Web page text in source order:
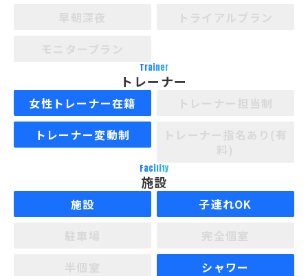
Trainer
トレーナー
女性トレーナー在籍
トレーナー変動制
Facility
施設
施設
子連れOK
シャワー